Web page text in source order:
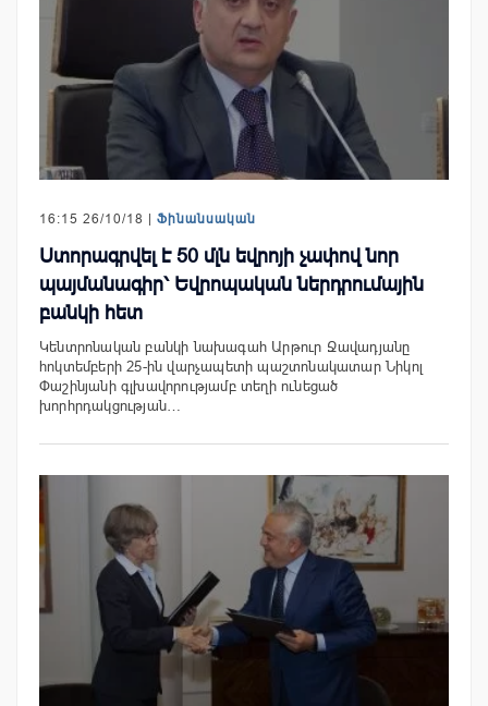
16:15 26/10/18 | Ֆինանսական
Ստորագրվել է 50 մլն եվրոյի չափով նոր
պայմանագիր՝ Եվրոպական ներդրումային
բանկի հետ
Կենտրոնական բանկի նախագահ Արթուր Ջավադյանը
հոկտեմբերի 25-ին վարչապետի պաշտոնակատար Նիկոլ
Փաշինյանի գլխավորությամբ տեղի ունեցած
խորհրդակցության…